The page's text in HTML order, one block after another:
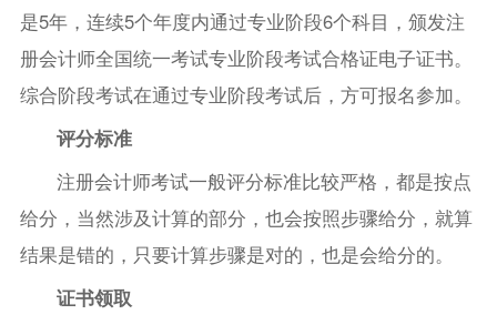
是5年，连续5个年度内通过专业阶段6个科目，颁发注
册会计师全国统一考试专业阶段考试合格证电子证书。
综合阶段考试在通过专业阶段考试后，方可报名参加。
评分标准
注册会计师考试一般评分标准比较严格，都是按点
给分，当然涉及计算的部分，也会按照步骤给分，就算
结果是错的，只要计算步骤是对的，也是会给分的。
证书领取